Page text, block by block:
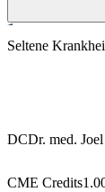
Nephrologie
CME Credits
Seltene
DCDr. med. Joel